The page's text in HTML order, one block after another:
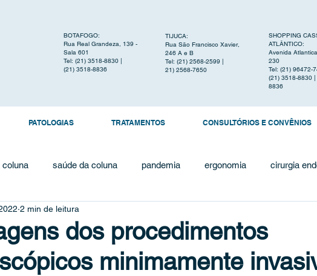
BOTAFOGO:
Rua Real Grandeza, 139 -
Sala 601
Tel: (21) 3518-8830 |
(21) 3518-8836
TIJUCA:
Rua São Francisco Xavier,
246 A e B
Tel: (21) 2568-2599 |
21) 2568-7650
SHOPPING
ATLÂNTICO:
Avenida
230
Tel: (21) 96472-
(21) 3518-8830
8836
PATOLOGIAS TRATAMENTOS CONSULTÓRIOS E CONVÊNIOS
coluna saúde da coluna pandemia ergonomia cirurgia
artigo científico
pescoço mielopatia cervical cefaleia cervicogênica dor nas
dos procedimentos
minimamente
2 min de leitura